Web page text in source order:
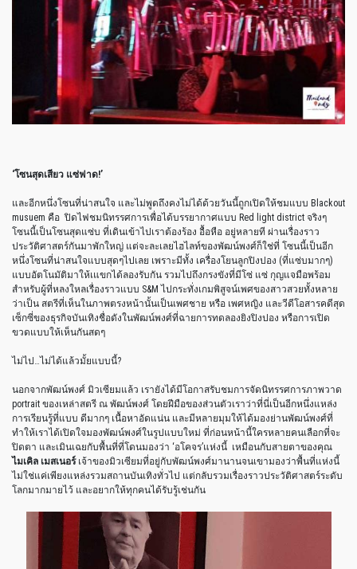
‘โซนสุดเสียว แซ่ฟาด!’
และอีกหนึ่งโซนที่น่าสนใจ และไม่พูดถึงคงไม่ได้ด้วยวันนี้ถูกเปิดให้ชมแบบ Blackout
musuem คือ ปิดไฟชมนิทรรศการเพื่อได้บรรยากาศแบบ Red light district จริงๆ
โซนนี้เป็นโซนสุดแซ่บ ที่เดินเข้าไปเราต้องร้อง อื้อหือ อยู่หลายที ผ่านเรื่องราว
ประวัติศาสตร์กันมาพักใหญ่ แต่จะละเลยไฮไลท์ของพัฒน์พงศ์ก็ใช่ที่ โซนนี้เป็นอีก
หนึ่งโซนที่น่าสนใจแบบสุดๆไปเลย เพราะมีทั้ง เครื่องโยนลูกปิงปอง (ที่แซ่บมากๆ)
แบบอัตโนมัติมาให้เแขกได้ลองรับกัน รวมไปถึงกรงขังที่มีโซ่ แซ่ กุญแจมือพร้อม
สำหรับผู้ที่หลงใหลเรื่องราวแบบ S&M ไปกระทั่งเกมพิสูจน์เพศของสาวสวยทั้งหลาย
ว่าเป็น สตรีที่เห็นในภาพตรงหน้านั้นเป็นเพศชาย หรือ เพศหญิง และวีดีโอสารคดีสุด
เซ็กซี่ของธุรกิจบันเทิงชื่อดังในพัฒน์พงศ์ที่ฉายการทดลองยิงปิงปอง หรือการเปิด
ขวดแบบให้เห็นกันสดๆ
ไม่ไป …ไม่ได้แล้วมั้ยแบบนี้?
นอกจากพัฒน์พงศ์ มิวเซียมแล้ว เรายังได้มีโอกาสรับชมการจัดนิทรรศการภาพวาด
portrait ของเหล่าสตรี ณ พัฒน์พงศ์ โดยฝีมือของส่วนตัวเราว่าที่นี่เป็นอีกหนึ่งแหล่ง
การเรียนรู้ที่แบบ ดีมากๆ เนื้อหาอัดแน่น และมีหลายมุมให้ได้มองย่านพัฒน์พงศ์ที่
ทำให้เราได้เปิดใจมองพัฒน์พงศ์ในรูปแบบใหม่ ที่ก่อนหน้านี้ใครหลายคนเลือกที่จะ
ปิดตา และเมินเฉยกับพื้นที่ที่โดนมองว่า ‘อโคจร’แห่งนี้ เหมือนกับสายตาของคุณ
ไมเคิล เมสเนอร์ เจ้าของมิวเซียมที่อยู่กับพัฒน์พงศ์มานานจนเขามองว่าพื้นที่แห่งนี้
ไม่ใช่แค่เพียงแหล่งรวมสถานบันเทิงทั่วไป แต่กลับรวมเรื่องราวประวัติศาสตร์ระดับ
โลกมากมายไว้ และอยากให้ทุกคนได้รับรู้เช่นกัน